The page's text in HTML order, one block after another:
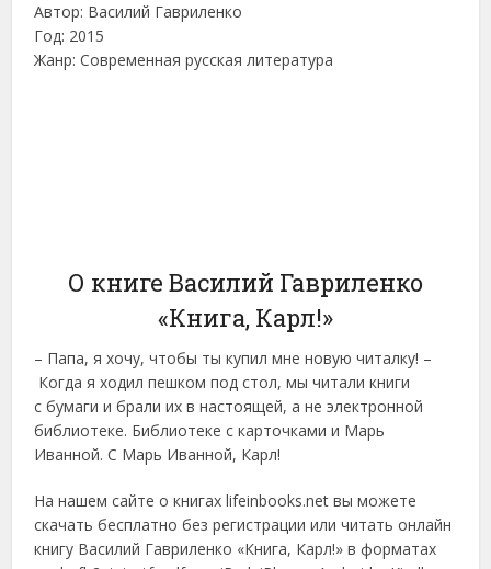
Автор: Василий Гавриленко
Год: 2015
Жанр: Современная русская литература
О книге Василий Гавриленко
«Книга, Карл!»
– Папа, я хочу, чтобы ты купил мне новую читалку! –
Когда я ходил пешком под стол, мы читали книги
с бумаги и брали их в настоящей, а не электронной
библиотеке. Библиотеке с карточками и Марь
Иванной. С Марь Иванной, Карл!
На нашем сайте о книгах lifeinbooks.net вы можете
скачать бесплатно без регистрации или читать онлайн
книгу Василий Гавриленко «Книга, Карл!» в форматах